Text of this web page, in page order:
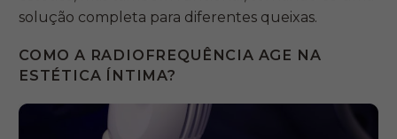
solução completa para diferentes queixas.
COMO A RADIOFREQUÊNCIA AGE NA
ESTÉTICA ÍNTIMA?